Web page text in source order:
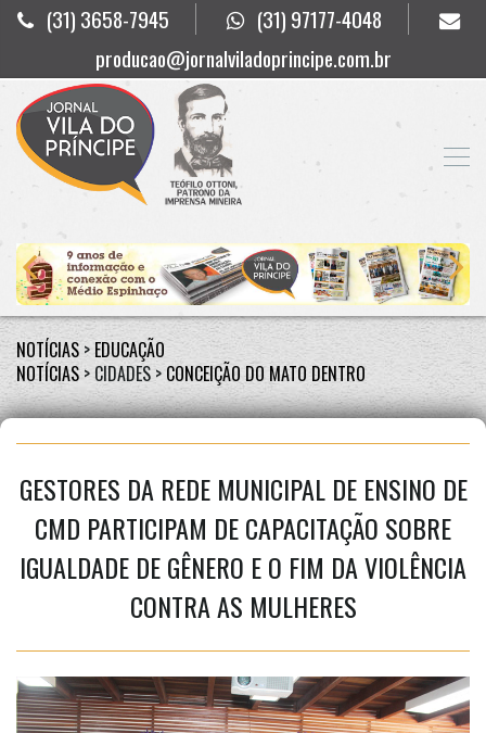
(31) 3658-7945
(31) 97177-4048
producao@jornalviladoprincipe.com.br
NOTÍCIAS > EDUCAÇÃO
NOTÍCIAS > CIDADES > CONCEIÇÃO DO MATO DENTRO
GESTORES DA REDE MUNICIPAL DE ENSINO DE
CMD PARTICIPAM DE CAPACITAÇÃO SOBRE
IGUALDADE DE GÊNERO E O FIM DA VIOLÊNCIA
CONTRA AS MULHERES